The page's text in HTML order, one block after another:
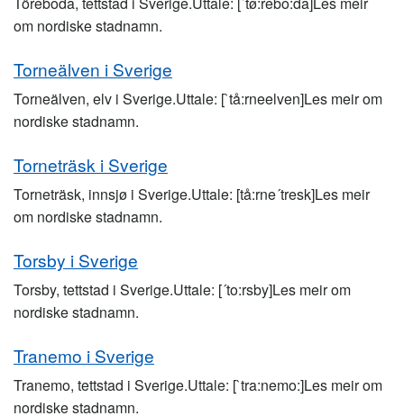
om nordiske stadnamn.
Torneälven i Sverige
Torneälven, elv i Sverige.Uttale: [`tå:rneelven]Les meir om
nordiske stadnamn.
Torneträsk i Sverige
Torneträsk, innsjø i Sverige.Uttale: [tå:rne´tresk]Les meir
om nordiske stadnamn.
Torsby i Sverige
Torsby, tettstad i Sverige.Uttale: [´to:rsby]Les meir om
nordiske stadnamn.
Tranemo i Sverige
Tranemo, tettstad i Sverige.Uttale: [`tra:nemo:]Les meir om
nordiske stadnamn.